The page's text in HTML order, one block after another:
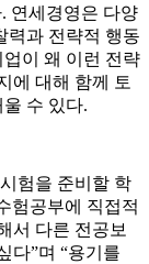
연세경영은 다양
력과 전략적 행동
이 왜 이런 전략
에 대해 함께 토
수 있다.
험을 준비할 학
험공부에 직접적
서 다른 전공보
다”며 “용기를